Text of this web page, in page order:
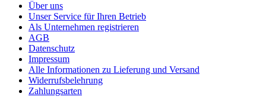
Über uns
Unser Service für Ihren Betrieb
Als Unternehmen registrieren
AGB
Datenschutz
Impressum
Alle Informationen zu Lieferung und Versand
Widerrufsbelehrung
Zahlungsarten